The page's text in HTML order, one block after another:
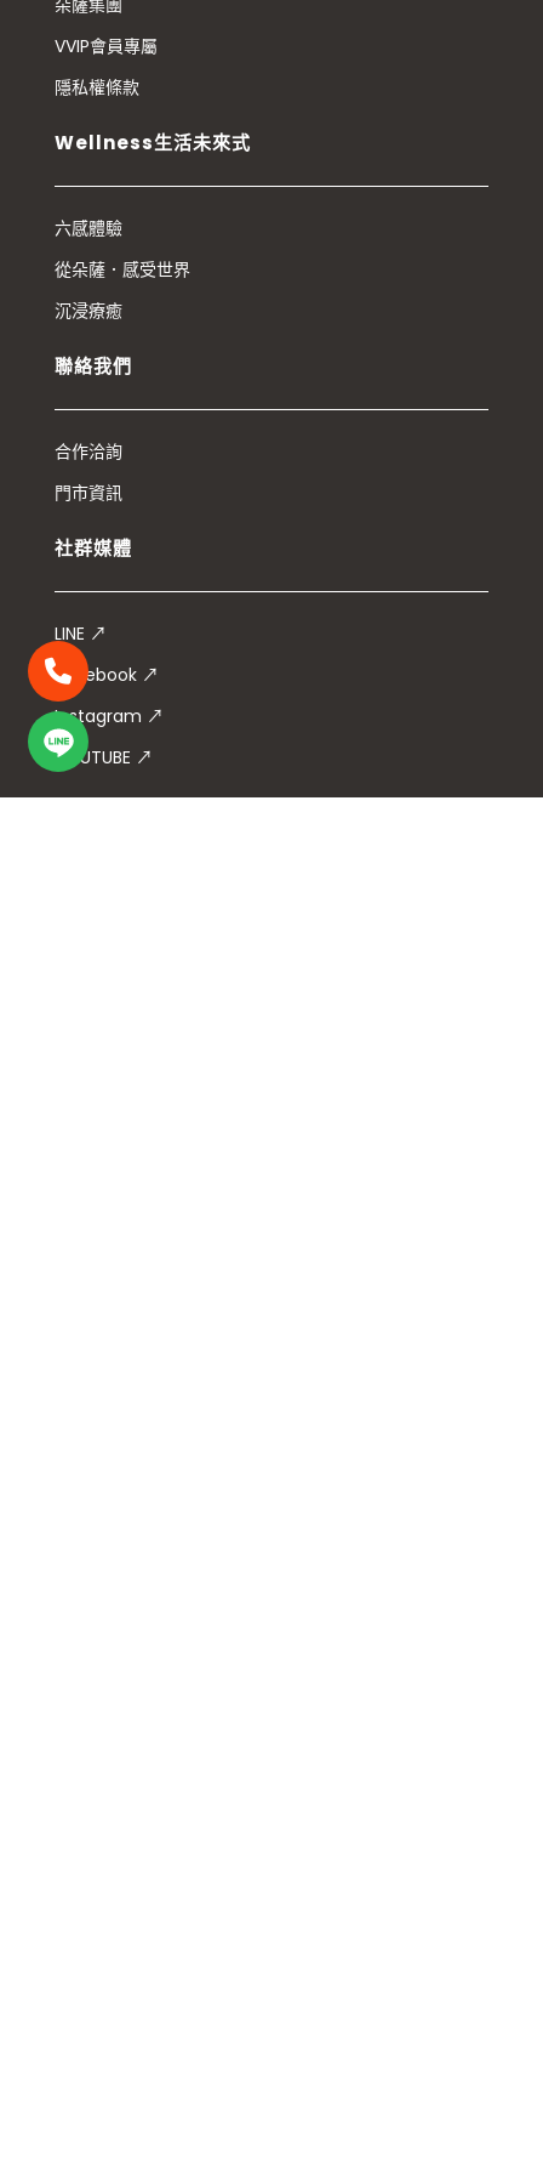
朵薩集團
VVIP會員專屬
隱私權條款
Wellness生活未來式
六感體驗
從朵薩．感受世界
沉浸療癒
聯絡我們
合作洽詢
門市資訊
社群媒體
LINE ↗
Facebook ↗
Instagram ↗
YOUTUBE ↗
聯絡電話